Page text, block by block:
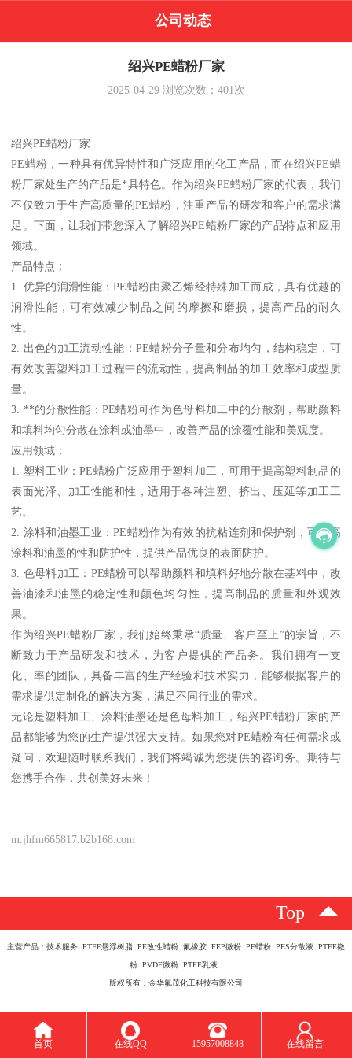
公司动态
绍兴PE蜡粉厂家
2025-04-29浏览次数： 401次
绍兴PE蜡粉厂家
PE蜡粉，一种具有优异特性和广泛应用的化工产品，而在绍兴PE蜡
粉厂家处生产的产品是*具特色。作为绍兴PE蜡粉厂家的代表，我们
不仅致力于生产高质量的PE蜡粉，注重产品的研发和客户的需求满
足。下面，让我们带您深入了解绍兴PE蜡粉厂家的产品特点和应用
领域。
产品特点：
1. 优异的润滑性能：PE蜡粉由聚乙烯经特殊加工而成，具有优越的
润滑性能，可有效减少制品之间的摩擦和磨损，提高产品的耐久
性。
2. 出色的加工流动性能：PE蜡粉分子量和分布均匀，结构稳定，可
有效改善塑料加工过程中的流动性，提高制品的加工效率和成型质
量。
3. **的分散性能：PE蜡粉可作为色母料加工中的分散剂，帮助颜料
和填料均匀分散在涂料或油墨中，改善产品的涂覆性能和美观度。
应用领域：
1. 塑料工业：PE蜡粉广泛应用于塑料加工，可用于提高塑料制品的
表面光泽、加工性能和性，适用于各种注塑、挤出、压延等加工工
艺。
2. 涂料和油墨工业：PE蜡粉作为有效的抗粘连剂和保护剂，可提高
涂料和油墨的性和防护性，提供产品优良的表面防护。
3. 色母料加工：PE蜡粉可以帮助颜料和填料好地分散在基料中，改
善油漆和油墨的稳定性和颜色均匀性，提高制品的质量和外观效
果。
作为绍兴PE蜡粉厂家，我们始终秉承“质量、客户至上”的宗旨，不
断致力于产品研发和技术，为客户提供的产品务。我们拥有一支
化、率的团队，具备丰富的生产经验和技术实力，能够根据客户的
需求提供定制化的解决方案，满足不同行业的需求。
无论是塑料加工、涂料油墨还是色母料加工，绍兴PE蜡粉厂家的产
品都能够为您的生产提供强大支持。如果您对PE蜡粉有任何需求或
疑问，欢迎随时联系我们，我们将竭诚为您提供的咨询务。期待与
您携手合作，共创美好未来！
m.jhfm665817.b2b168.com
Top
主营产品：技术服务 PTFE悬浮树脂 PE改性蜡粉 氟橡胶 FEP微粉 PE蜡粉 PES分散液 PTFE微
粉 PVDF微粉 PTFE乳液
版权所有：金华氟茂化工科技有限公司
首页 在线QQ 15957008848 在线留言